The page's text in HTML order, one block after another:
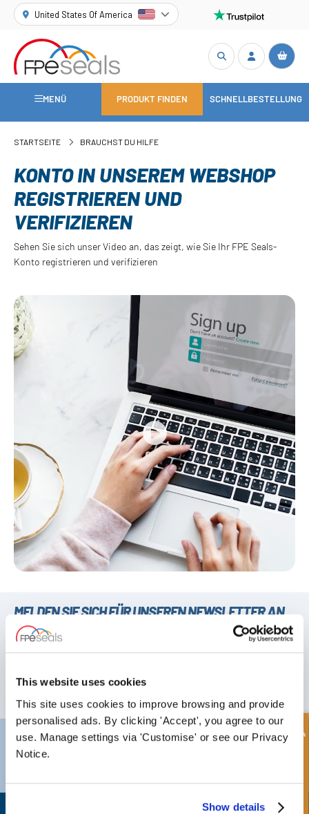
This website uses cookies
This site uses cookies to improve browsing and provide
personalised ads. By clicking 'Accept', you agree to our
use. Manage settings via 'Customise' or see our Privacy
Notice.
Show details
United States Of America
MENÜ PRODUKT FINDEN SCHNELLBESTELLUNG
STARTSEITE BRAUCHST DU HILFE
KONTO IN UNSEREM WEBSHOP
REGISTRIEREN UND
VERIFIZIEREN
Sehen Sie sich unser Video an, das zeigt, wie Sie Ihr FPE Seals-
Konto registrieren und verifizieren
MELDEN SIE SICH FÜR UNSEREN NEWSLETTER AN
Vergessen Sie nicht, sich für unseren Newsletter anzumelden, um
Informationen über unsere neuesten Sonderangebote und Produkte zu
Darlington
Telefon:
Doncaster Schnellanfrage